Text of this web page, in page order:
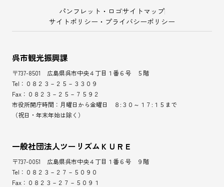
パンフレット・ロゴサイトマップ
サイトポリシー・プライバシーポリシー
呉市観光振興課
〒737-8501 広島県呉市中央４丁目１番６号 ５階
Tel：０８２３－２５－３３０９
Fax：０８２３－２５－７５９２
市役所開庁時間：月曜日から金曜日 ８:３０～１７:１５まで
（祝日・年末年始は除く）
一般社団法人ツーリズムＫＵＲＥ
〒737-0051 広島県呉市中央４丁目１番６号 ９階
Tel：０８２３－２７－５０９０
Fax：０８２３－２７－５０９１